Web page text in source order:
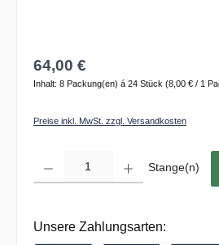
64,00 €
Inhalt: 8 Packung(en) á 24 Stück (8,00 € / 1
Preise inkl. MwSt. zzgl. Versandkosten
Stange(n)
Unsere Zahlungsarten: